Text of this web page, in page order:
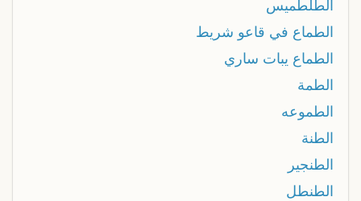
الطلطميس
الطماع في قاعو شريط
الطماع يبات ساري
الطمة
الطموعه
الطنة
الطنجير
الطنطل